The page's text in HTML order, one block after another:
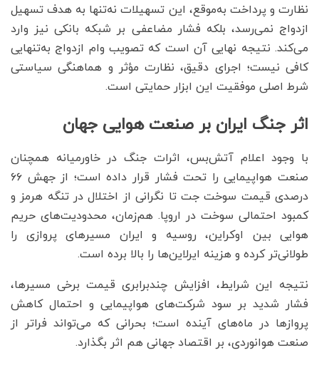
نظارت و پرداخت به‌موقع، این تسهیلات نه‌تنها به هدف تسهیل
ازدواج نمی‌رسد، بلکه فشار مضاعفی بر شبکه بانکی نیز وارد
می‌کند. نتیجه نهایی آن است که تصویب وام ازدواج به‌تنهایی
کافی نیست؛ اجرای دقیق، نظارت مؤثر و هماهنگی سیاستی
شرط اصلی موفقیت این ابزار حمایتی است.
اثر جنگ ایران بر صنعت هوایی جهان
با وجود اعلام آتش‌بس، اثرات جنگ در خاورمیانه همچنان
صنعت هواپیمایی را تحت فشار قرار داده است؛ از جهش ۶۶
درصدی قیمت سوخت جت تا نگرانی از اختلال در تنگه هرمز و
کمبود احتمالی سوخت در اروپا. هم‌زمان، محدودیت‌های حریم
هوایی بین اوکراین، روسیه و ایران مسیرهای پروازی را
طولانی‌تر کرده و هزینه ایرلاین‌ها را بالا برده است.
نتیجه این شرایط، افزایش چندبرابری قیمت برخی مسیرها،
فشار شدید بر سود شرکت‌های هواپیمایی و احتمال کاهش
پروازها در ماه‌های آینده است؛ بحرانی که می‌تواند فراتر از
صنعت هوانوردی، بر اقتصاد جهانی هم اثر بگذارد.